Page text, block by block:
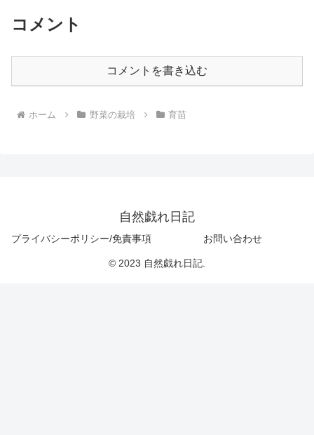
コメント
コメントを書き込む
ホーム 野菜の栽培 育苗
自然戯れ日記
プライバシーポリシー/免責事項 お問い合わせ
© 2023 自然戯れ日記.